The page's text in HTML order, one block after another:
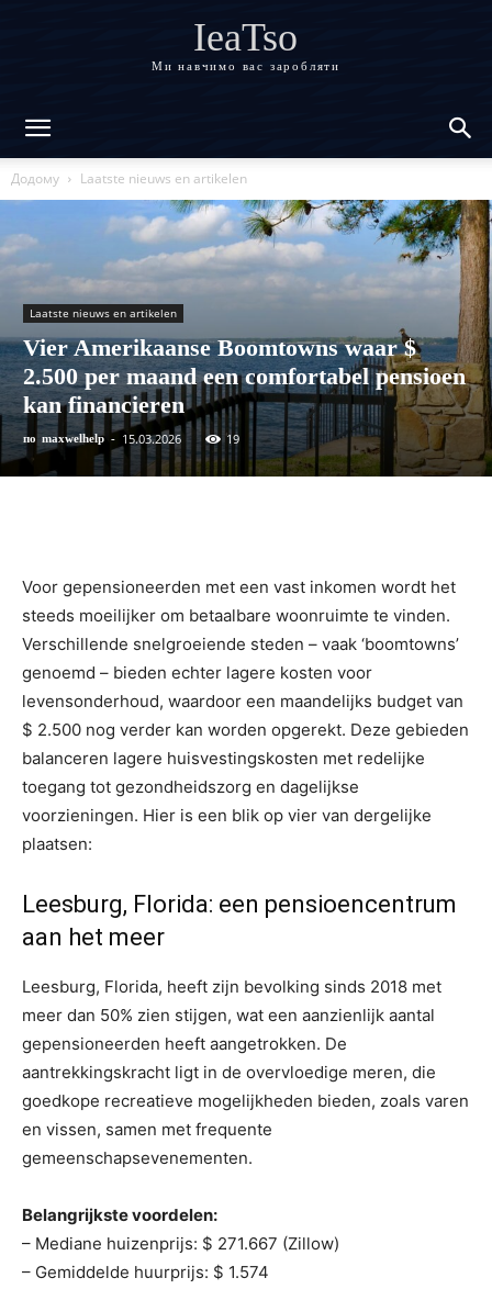
IeaTso
Ми навчимо вас заробляти
Додому Laatste nieuws en artikelen
Laatste nieuws en artikelen
Vier Amerikaanse Boomtowns waar $
2.500 per maand een comfortabel pensioen
kan financieren
по maxwelhelp - 15.03.2026 19
Voor gepensioneerden met een vast inkomen wordt het
steeds moeilijker om betaalbare woonruimte te vinden.
Verschillende snelgroeiende steden – vaak ‘boomtowns’
genoemd – bieden echter lagere kosten voor
levensonderhoud, waardoor een maandelijks budget van
$ 2.500 nog verder kan worden opgerekt. Deze gebieden
balanceren lagere huisvestingskosten met redelijke
toegang tot gezondheidszorg en dagelijkse
voorzieningen. Hier is een blik op vier van dergelijke
plaatsen:
Leesburg, Florida: een pensioencentrum
aan het meer
Leesburg, Florida, heeft zijn bevolking sinds 2018 met
meer dan 50% zien stijgen, wat een aanzienlijk aantal
gepensioneerden heeft aangetrokken. De
aantrekkingskracht ligt in de overvloedige meren, die
goedkope recreatieve mogelijkheden bieden, zoals varen
en vissen, samen met frequente
gemeenschapsevenementen.
Belangrijkste voordelen:
– Mediane huizenprijs: $ 271.667 (Zillow)
– Gemiddelde huurprijs: $ 1.574